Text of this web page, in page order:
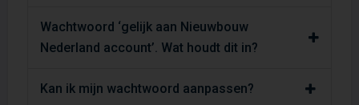
Wachtwoord ‘gelijk aan Nieuwbouw
Nederland account’. Wat houdt dit in?
Kan ik mijn wachtwoord aanpassen?